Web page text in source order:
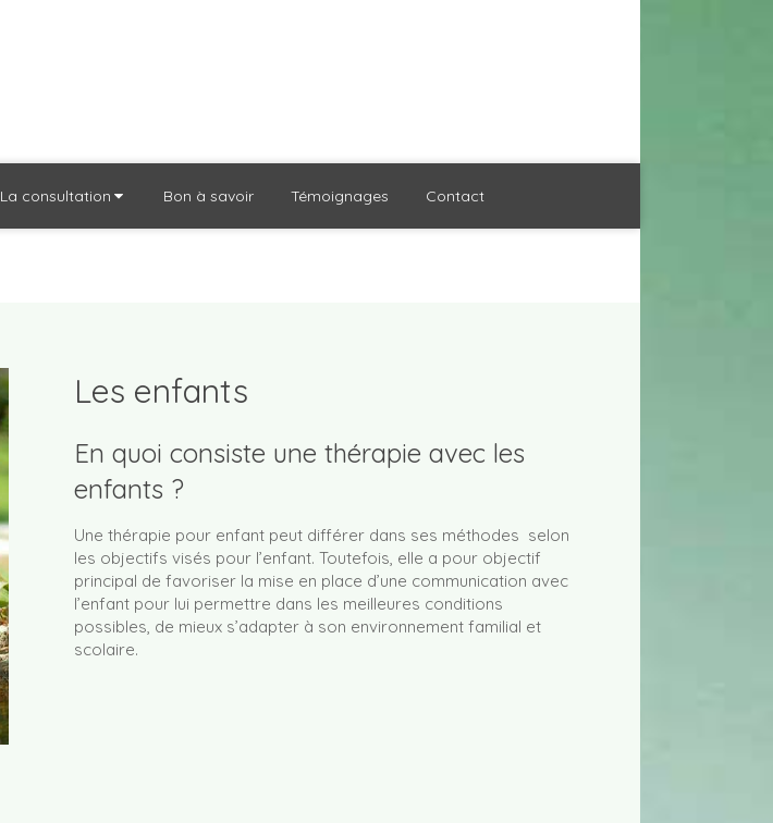
La consultation Bon à savoir Témoignages Contact
Les enfants
En quoi consiste une thérapie avec les
enfants ?
Une thérapie pour enfant peut différer dans ses méthodes selon
les objectifs visés pour l’enfant. Toutefois, elle a pour objectif
principal de favoriser la mise en place d’une communication avec
l’enfant pour lui permettre dans les meilleures conditions
possibles, de mieux s’adapter à son environnement familial et
scolaire.